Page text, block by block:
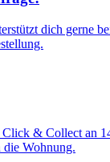
dich gerne
& Collect an
die Wohnung.